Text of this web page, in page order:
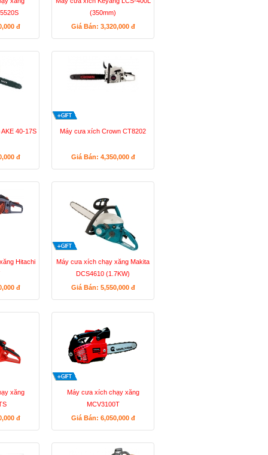
đ
(350mm)
Giá Bán: 3,320,000 đ
40-17S
đ
Máy cưa xích Crown CT8202
Giá Bán: 4,350,000 đ
Hitachi
đ
Máy cưa xích chạy xăng Makita
DCS4610 (1.7KW)
Giá Bán: 5,550,000 đ
xăng
đ
Máy cưa xích chạy xăng
MCV3100T
Giá Bán: 6,050,000 đ